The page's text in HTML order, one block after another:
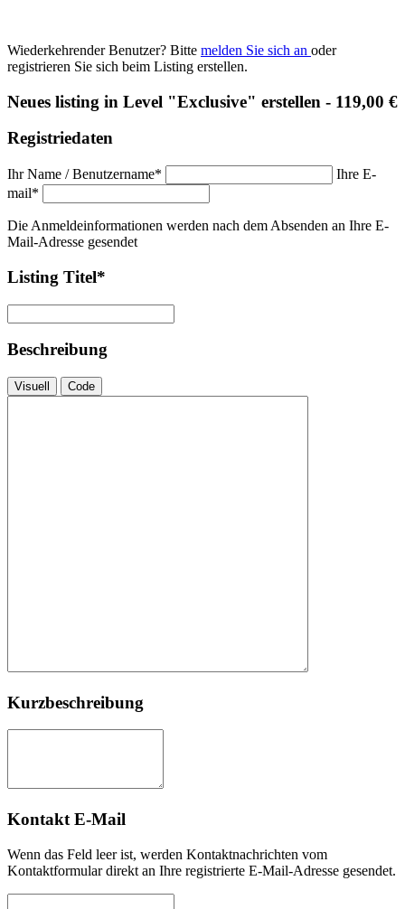
Wiederkehrender Benutzer? Bitte melden Sie sich an oder
registrieren Sie sich beim Listing erstellen.
Neues listing in Level "Exclusive" erstellen - 119,00 €
Registriedaten
Ihr Name / Benutzername*
Ihre E-
mail*
Die Anmeldeinformationen werden nach dem Absenden an Ihre E-
Mail-Adresse gesendet
Listing Titel*
Beschreibung
Visuell Code
Kurzbeschreibung
Kontakt E-Mail
Wenn das Feld leer ist, werden Kontaktnachrichten vom
Kontaktformular direkt an Ihre registrierte E-Mail-Adresse gesendet.